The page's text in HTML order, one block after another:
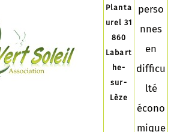
Planta
urel 31
860
Labart
he-
sur-
Lèze
perso
nnes
en
difficu
lté
écono
mique